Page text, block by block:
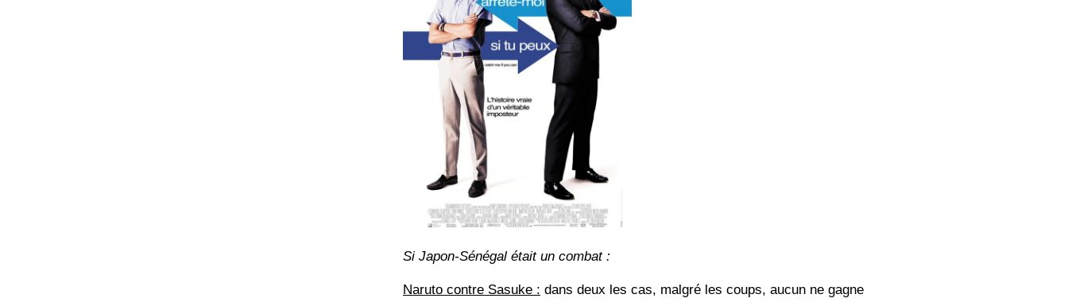
Si Japon-Sénégal était un combat :
Naruto contre Sasuke : dans deux les cas, malgré les coups, aucun ne gagne